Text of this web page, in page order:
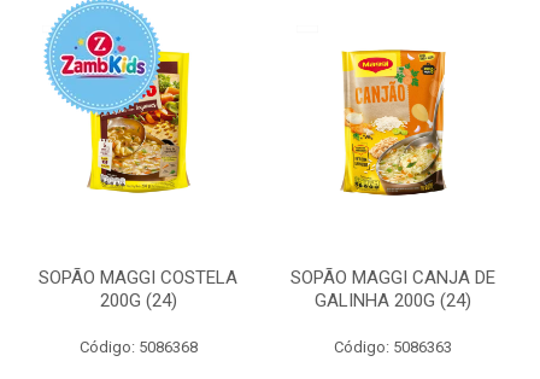
SOPÃO MAGGI COSTELA
200G (24)
Código: 5086368
SOPÃO MAGGI CANJA DE
GALINHA 200G (24)
Código: 5086363